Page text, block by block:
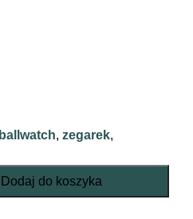
ballwatch, zegarek,
Dodaj do koszyka